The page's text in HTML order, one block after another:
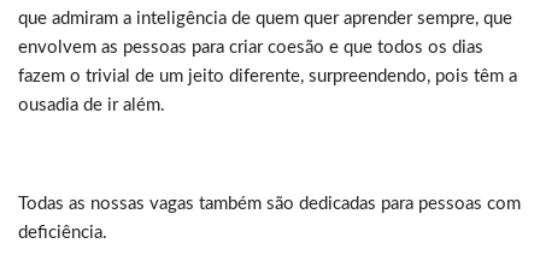
que admiram a inteligência de quem quer aprender sempre, que
envolvem as pessoas para criar coesão e que todos os dias
fazem o trivial de um jeito diferente, surpreendendo, pois têm a
ousadia de ir além.
Todas as nossas vagas também são dedicadas para pessoas com
deficiência.